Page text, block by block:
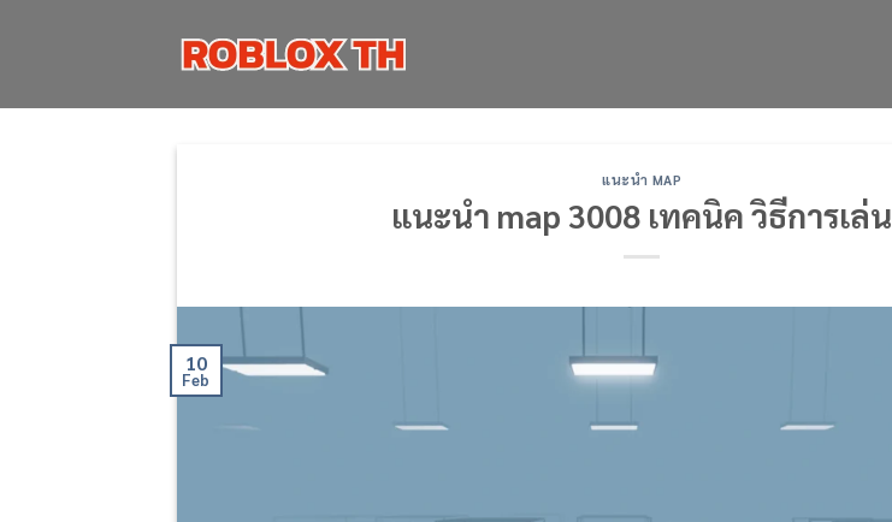
แนะนำ MAP
แนะนำ map 3008 เทคนิค วิธีการเล่น
10
Feb